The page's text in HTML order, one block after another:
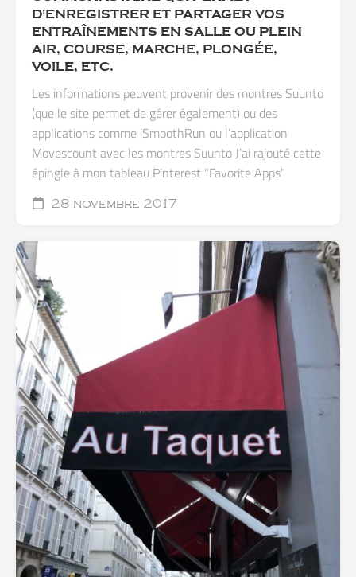
D'ENREGISTRER ET PARTAGER VOS
ENTRAÎNEMENTS EN SALLE OU PLEIN
AIR, COURSE, MARCHE, PLONGÉE,
VOILE, ETC.
Les informations peuvent provenir des montres Suunto
(que le site permet de gérer également) ou des
applications comme iSmoothRun ou l’application
Movescount avec les montres Suunto J’ai rajouté cette
épingle à mon tableau Pinterest “Favorite Apps”
28 novembre 2017